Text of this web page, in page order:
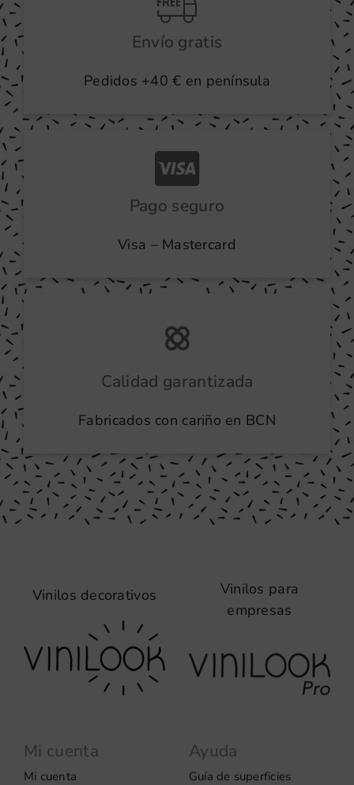
Envío gratis
Pedidos +40 € en península
Pago seguro
Visa – Mastercard
Calidad garantizada
Fabricados con cariño en BCN
Vinilos decorativos
Mi cuenta
Mi cuenta
Ayuda
Guía de superficies
Vinilos para
empresas